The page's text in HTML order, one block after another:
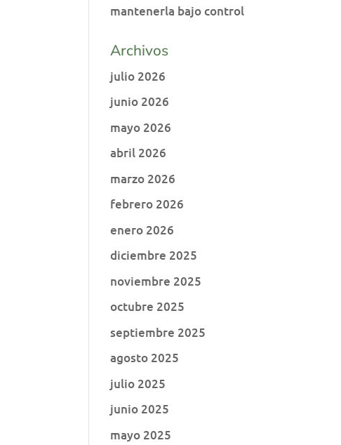
mantenerla bajo control
Archivos
julio 2026
junio 2026
mayo 2026
abril 2026
marzo 2026
febrero 2026
enero 2026
diciembre 2025
noviembre 2025
octubre 2025
septiembre 2025
agosto 2025
julio 2025
junio 2025
mayo 2025